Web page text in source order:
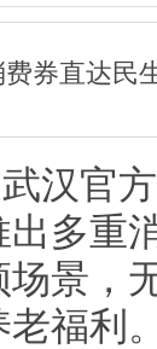
费券直达民
官方
出多重
场景，
老福利